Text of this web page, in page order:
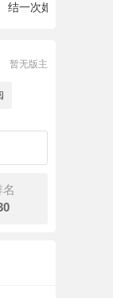
细致到指甲盖的备婚全过程，这位“挑剔”新
暂无版主
名